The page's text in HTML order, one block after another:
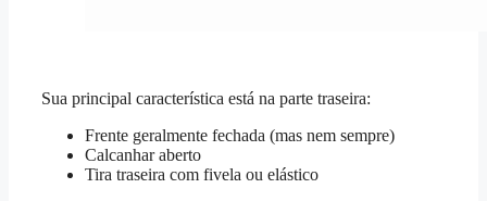
Sua principal característica está na parte traseira:
Frente geralmente fechada (mas nem sempre)
Calcanhar aberto
Tira traseira com fivela ou elástico